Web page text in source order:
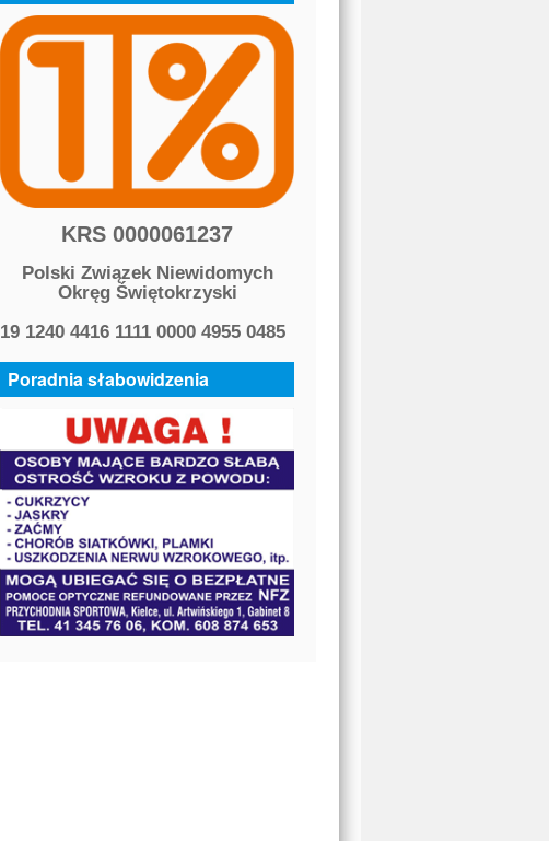
KRS 0000061237
Polski Związek Niewidomych
Okręg Świętokrzyski
19 1240 4416 1111 0000 4955 0485
Poradnia słabowidzenia